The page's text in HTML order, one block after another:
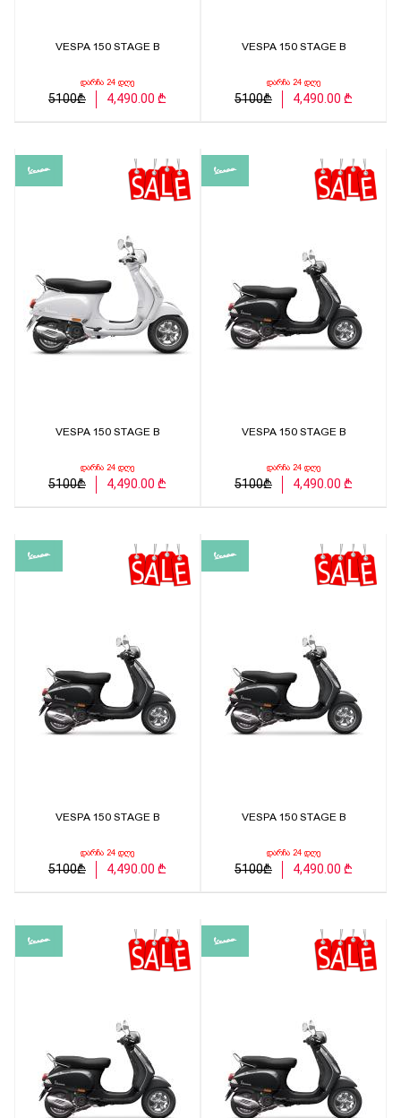
VESPA 150 STAGE B
დარჩა 24 დღე
5100₾ 4,490.00 ₾
VESPA 150 STAGE B
დარჩა 24 დღე
5100₾ 4,490.00 ₾
VESPA 150 STAGE B
დარჩა 24 დღე
5100₾ 4,490.00 ₾
VESPA 150 STAGE B
დარჩა 24 დღე
5100₾ 4,490.00 ₾
VESPA 150 STAGE B
დარჩა 24 დღე
5100₾ 4,490.00 ₾
VESPA 150 STAGE B
დარჩა 24 დღე
5100₾ 4,490.00 ₾